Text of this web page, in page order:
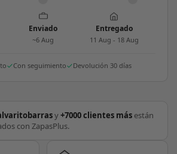
Enviado
~6 Aug
Entregado
11 Aug - 18 Aug
Con seguimiento Devolución 30 días
y+7000 clientes más están
con ZapasPlus.